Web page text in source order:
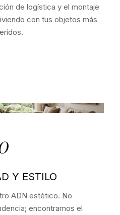
de logística y el montaje
con tus objetos más
Y ESTILO
ADN estético. No
encontramos el